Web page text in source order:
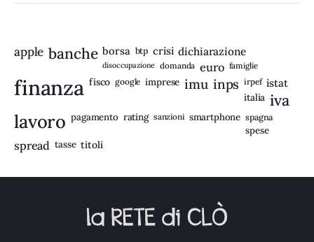
apple banche borsa btp crisi dichiarazione
disoccupazione domanda euro famiglie
finanza fisco google imprese imu inps irpef istat
italia iva
lavoro pagamento rating sanzioni smartphone spagna
spese
spread tasse titoli